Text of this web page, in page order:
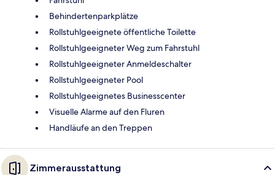
Behindertenparkplätze
Rollstuhlgeeignete öffentliche Toilette
Rollstuhlgeeigneter Weg zum Fahrstuhl
Rollstuhlgeeigneter Anmeldeschalter
Rollstuhlgeeigneter Pool
Rollstuhlgeeignetes Businesscenter
Visuelle Alarme auf den Fluren
Handläufe an den Treppen
Zimmerausstattung